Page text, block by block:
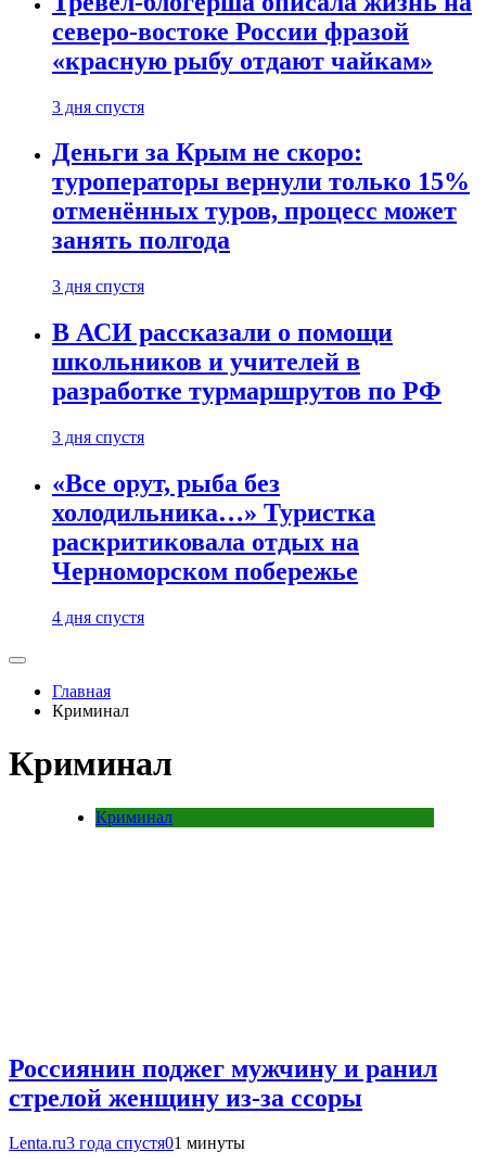
северо-востоке России фразой
«красную рыбу отдают чайкам»
3 дня спустя
Деньги за Крым не скоро:
туроператоры вернули только 15%
отменённых туров, процесс может
занять полгода
3 дня спустя
В АСИ рассказали о помощи
школьников и учителей в
разработке турмаршрутов по РФ
3 дня спустя
«Все орут, рыба без
холодильника…» Туристка
раскритиковала отдых на
Черноморском побережье
4 дня спустя
Главная
Криминал
Криминал
Криминал
Россиянин поджег мужчину и ранил
стрелой женщину из-за ссоры
Lenta.ru3 года спустя01 минуты